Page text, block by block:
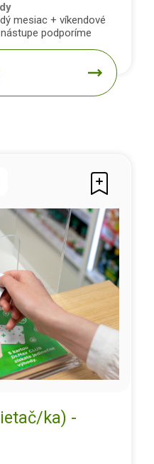
mesiac + víkendové
podporíme
ka) -